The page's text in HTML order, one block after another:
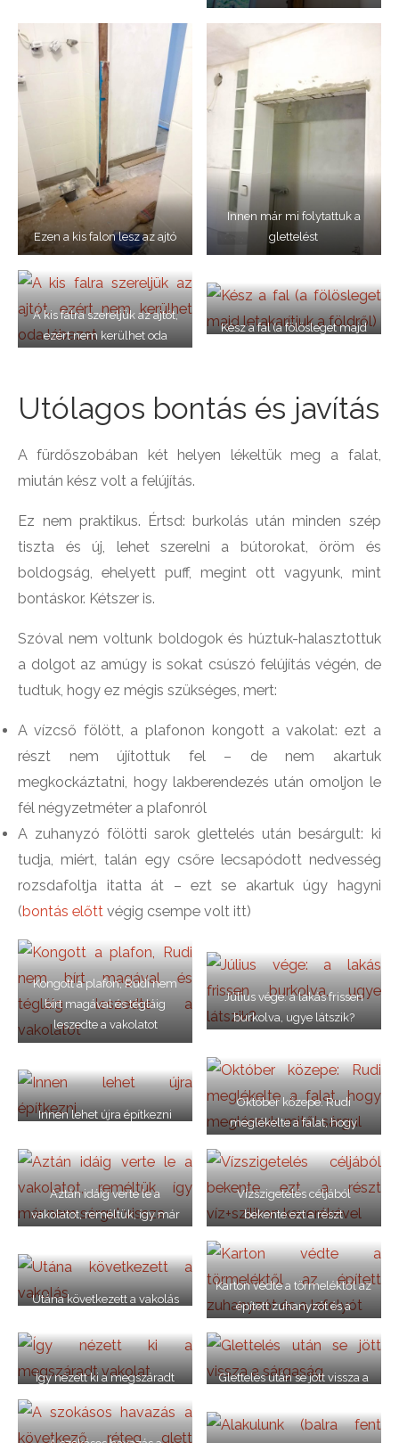
Ezen a kis falon lesz az ajtó
Innen már mi folytattuk a
glettelést
A kis falra szereljük az ajtót,
ezért nem kerülhet oda
Kész a fal (a fölösleget majd
Utólagos bontás és javítás
A fürdőszobában két helyen lékeltük meg a falat,
miután kész volt a felújítás.
Ez nem praktikus. Értsd: burkolás után minden szép
tiszta és új, lehet szerelni a bútorokat, öröm és
boldogság, ehelyett puff, megint ott vagyunk, mint
bontáskor. Kétszer is.
Szóval nem voltunk boldogok és húztuk-halasztottuk
a dolgot az amúgy is sokat csúszó felújítás végén, de
tudtuk, hogy ez mégis szükséges, mert:
A vízcső fölött, a plafonon kongott a vakolat: ezt a
részt nem újítottuk fel – de nem akartuk
megkockáztatni, hogy lakberendezés után omoljon le
fél négyzetméter a plafonról
A zuhanyzó fölötti sarok glettelés után besárgult: ki
tudja, miért, talán egy csőre lecsapódott nedvesség
rozsdafoltja itatta át – ezt se akartuk úgy hagyni
(bontás előtt végig csempe volt itt)
Kongott a plafon, Rudi nem
bírt magával és tégláig
leszedte a vakolatot
Július vége: a lakás frissen
burkolva, ugye látszik?
Innen lehet újra építkezni
Október közepe: Rudi
meglékelte a falat, hogy
Aztán idáig verte le a
vakolatot, reméltük, így már
Vízszigetelés céljából
bekente ezt a részt
Utána következett a vakolás
Karton védte a törmeléktől az
épített zuhanyzót és a
Így nézett ki a megszáradt
Glettelés után se jött vissza a